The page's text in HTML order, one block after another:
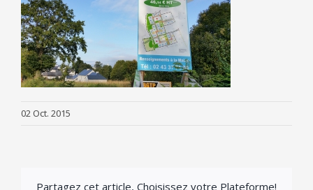
02 Oct. 2015
Partagez cet article, Choisissez votre Plateforme!